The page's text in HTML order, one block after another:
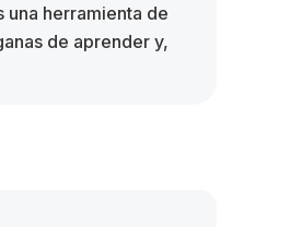
una herramienta de
de aprender y,